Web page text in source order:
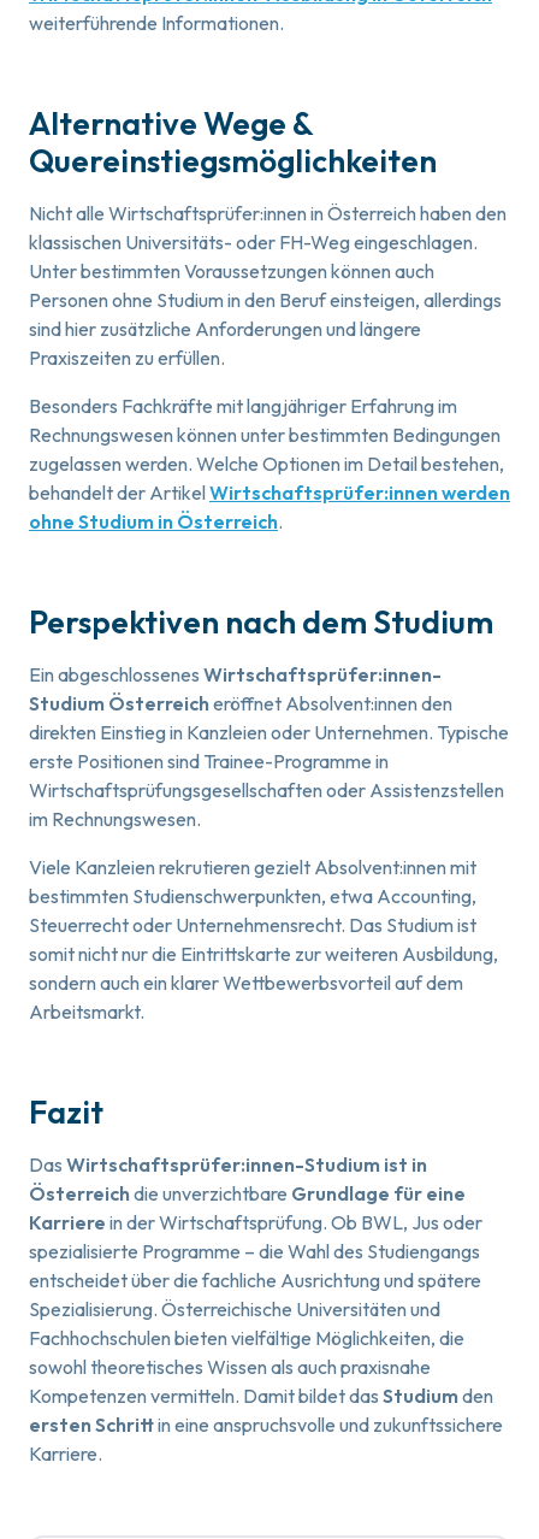
weiterführende Informationen.
Alternative Wege &
Quereinstiegsmöglichkeiten
Nicht alle Wirtschaftsprüfer:innen in Österreich haben den
klassischen Universitäts- oder FH-Weg eingeschlagen.
Unter bestimmten Voraussetzungen können auch
Personen ohne Studium in den Beruf einsteigen, allerdings
sind hier zusätzliche Anforderungen und längere
Praxiszeiten zu erfüllen.
Besonders Fachkräfte mit langjähriger Erfahrung im
Rechnungswesen können unter bestimmten Bedingungen
zugelassen werden. Welche Optionen im Detail bestehen,
behandelt der ArtikelWirtschaftsprüfer:innen werden
ohne Studium in Österreich.
Perspektiven nach dem Studium
Ein abgeschlossenes Wirtschaftsprüfer:innen-
Studium Österreicheröffnet Absolvent:innen den
direkten Einstieg in Kanzleien oder Unternehmen. Typische
erste Positionen sind Trainee-Programme in
Wirtschaftsprüfungsgesellschaften oder Assistenzstellen
im Rechnungswesen.
Viele Kanzleien rekrutieren gezielt Absolvent:innen mit
bestimmten Studienschwerpunkten, etwa Accounting,
Steuerrecht oder Unternehmensrecht. Das Studium ist
somit nicht nur die Eintrittskarte zur weiteren Ausbildung,
sondern auch ein klarer Wettbewerbsvorteil auf dem
Arbeitsmarkt.
Fazit
Das Wirtschaftsprüfer:innen-Studium ist in
Österreichdie unverzichtbare Grundlage für eine
Karriere in der Wirtschaftsprüfung. Ob BWL, Jus oder
spezialisierte Programme – die Wahl des Studiengangs
entscheidet über die fachliche Ausrichtung und spätere
Spezialisierung. Österreichische Universitäten und
Fachhochschulen bieten vielfältige Möglichkeiten, die
sowohl theoretisches Wissen als auch praxisnahe
Kompetenzen vermitteln. Damit bildet das Studiumden
ersten Schrittin eine anspruchsvolle und zukunftssichere
Karriere.